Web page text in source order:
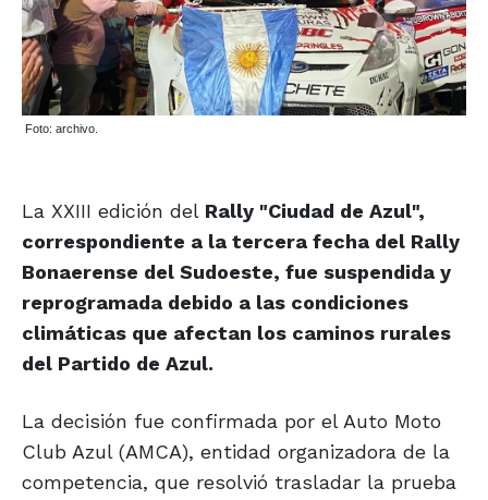
Foto: archivo.
La XXIII edición del Rally "Ciudad de Azul",
correspondiente a la tercera fecha del Rally
Bonaerense del Sudoeste, fue suspendida y
reprogramada debido a las condiciones
climáticas que afectan los caminos rurales
del Partido de Azul.
La decisión fue confirmada por el Auto Moto
Club Azul (AMCA), entidad organizadora de la
competencia, que resolvió trasladar la prueba